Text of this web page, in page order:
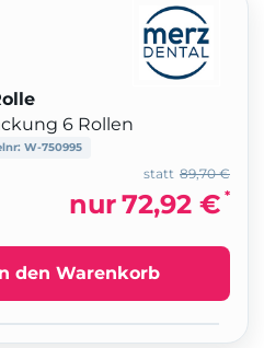
6 Rollen
W-750995
89,70 €
statt
nur72,92 € *
den Warenkorb